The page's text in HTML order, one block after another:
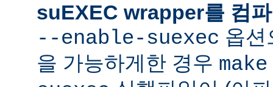
suEXEC wrapper를 컴
--enable-suexec 옵션
을 가능하게한 경우 make